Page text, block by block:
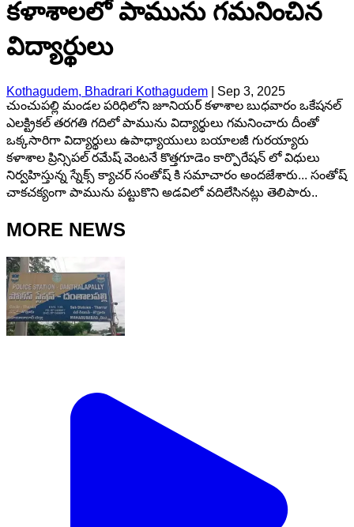
కళాశాలలో పామును గమనించిన
విద్యార్థులు
Kothagudem, Bhadrari Kothagudem
Sep 3, 2025
చుంచుపల్లి మండల పరిధిలోని జూనియర్ కళాశాల బుధవారం ఒకేషనల్
ఎలక్ట్రికల్ తరగతి గదిలో పామును విద్యార్థులు గమనించారు దీంతో
ఒక్కసారిగా విద్యార్థులు ఉపాధ్యాయులు బయాలజీ గురయ్యారు
కళాశాల ప్రిన్సిపల్ రమేష్ వెంటనే కొత్తగూడెం కార్పొరేషన్ లో విధులు
నిర్వహిస్తున్న స్నేక్స్ క్యాచర్ సంతోష్ కి సమాచారం అందజేశారు... సంతోష్
చాకచక్యంగా పామును పట్టుకొని అడవిలో వదిలేసినట్లు తెలిపారు..
MORE NEWS